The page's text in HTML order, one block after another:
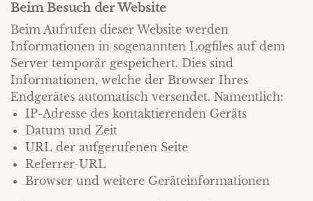
Beim Besuch der Website
Beim Aufrufen dieser Website werden
Informationen in sogenannten Logfiles auf dem
Server temporär gespeichert. Dies sind
Informationen, welche der Browser Ihres
Endgerätes automatisch versendet. Namentlich:
IP-Adresse des kontaktierenden Geräts
Datum und Zeit
URL der aufgerufenen Seite
Referrer-URL
Browser und weitere Geräteinformationen